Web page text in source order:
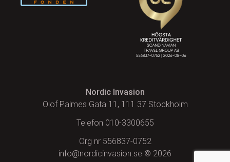
Nordic Invasion
Olof Palmes Gata 11, 111 37 Stockholm
Telefon 010-3300655
Org nr 556837-0752
info@nordicinvasion.se © 2026